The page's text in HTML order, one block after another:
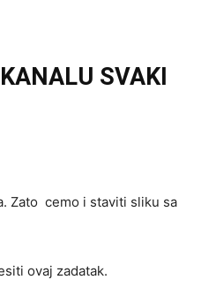
SVAKI
Zato cemo i staviti sliku sa
ovaj zadatak.